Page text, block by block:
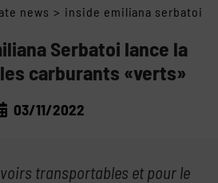
FUELS
THE FUEL
THE FUEL
AND MARKET
REGULATIONS
NEWS
news > inside emiliana serbatoi
Serbatoi lance la
carburants «verts»
03/11/2022
transportables et pour le